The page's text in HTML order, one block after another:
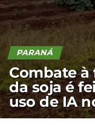
PARANÁ
Combate
da soja é
uso de IA